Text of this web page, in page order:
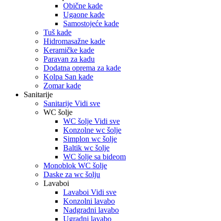
Obične kade
Ugaone kade
Samostojeće kade
Tuš kade
Hidromasažne kade
Keramičke kade
Paravan za kadu
Dodatna oprema za kade
Kolpa San kade
Zomar kade
Sanitarije
Sanitarije Vidi sve
WC šolje
WC šolje Vidi sve
Konzolne wc šolje
Simplon wc šolje
Baltik wc šolje
WC šolje sa bideom
Monoblok WC šolje
Daske za wc šolju
Lavaboi
Lavaboi Vidi sve
Konzolni lavabo
Nadgradni lavabo
Ugradni lavabo